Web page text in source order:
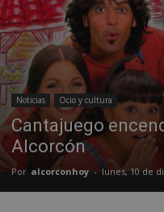
Noticias Ocio y cultura
Cantajuego
Alcorcón
Por alcorconhoy - lunes, 10 de